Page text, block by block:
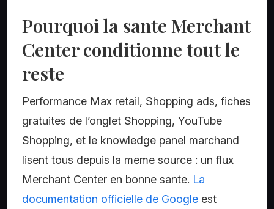
Pourquoi la sante Merchant
Center conditionne tout le
reste
Performance Max retail, Shopping ads, fiches
gratuites de l’onglet Shopping, YouTube
Shopping, et le knowledge panel marchand
lisent tous depuis la meme source : un flux
Merchant Center en bonne sante. La
documentation officielle de Google est